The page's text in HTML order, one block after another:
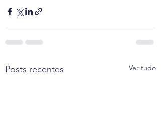
Posts recentes Ver tudo